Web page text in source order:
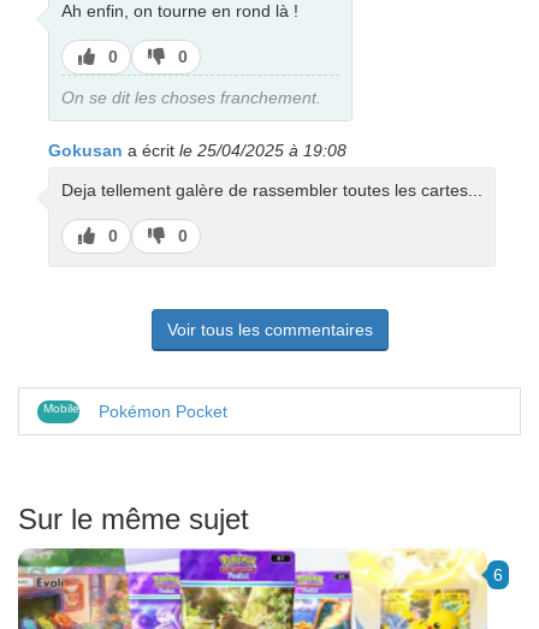
Ah enfin, on tourne en rond là !
J’aime
0
J’aime
pas
0
On se dit les choses franchement.
Gokusan a écrit le 25/04/2025 à 19:08
Deja tellement galère de rassembler toutes les cartes...
J’aime
0
J’aime
pas
0
Voir tous les commentaires
Mobile Pokémon Pocket
Sur le même sujet
6